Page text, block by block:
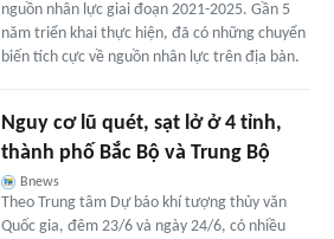
nguồn nhân lực giai đoạn 2021-2025. Gần 5
năm triển khai thực hiện, đã có những chuyển
biến tích cực về nguồn nhân lực trên địa bàn.
Nguy cơ lũ quét, sạt lở ở 4 tỉnh,
thành phố Bắc Bộ và Trung Bộ
Bnews
Theo Trung tâm Dự báo khí tượng thủy văn
Quốc gia, đêm 23/6 và ngày 24/6, có nhiều